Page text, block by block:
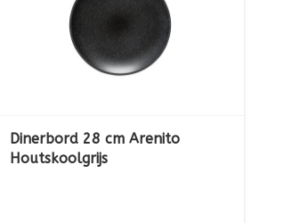
Dinerbord 28 cm Arenito
Houtskoolgrijs